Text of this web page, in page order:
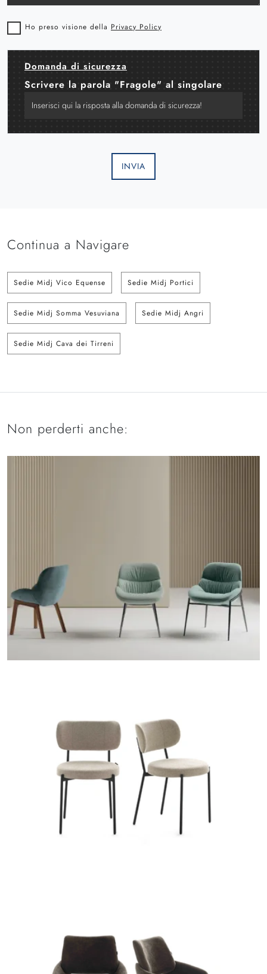
Ho preso visione della Privacy Policy
Domanda di sicurezza
Scrivere la parola "Fragole" al singolare
INVIA
Continua a Navigare
Sedie Midj Vico Equense Sedie Midj Portici
Sedie Midj Somma Vesuviana Sedie Midj Angri
Sedie Midj Cava dei Tirreni
Non perderti anche: